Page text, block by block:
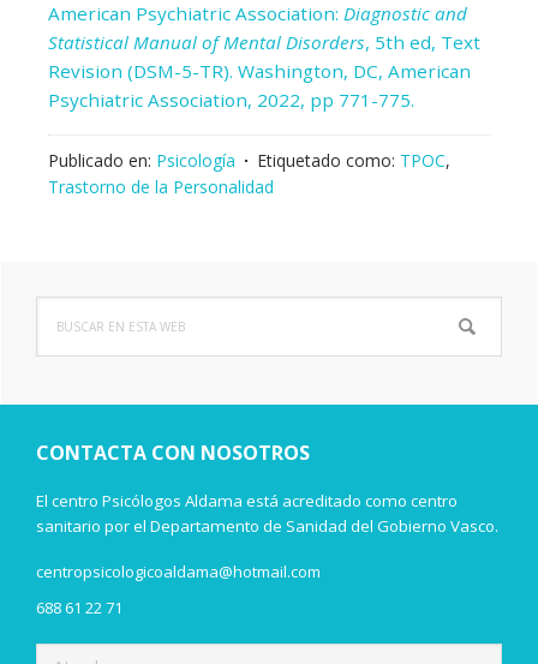
American Psychiatric Association: Diagnostic and
Statistical Manual of Mental Disorders, 5th ed, Text
Revision (DSM-5-TR). Washington, DC, American
Psychiatric Association, 2022, pp 771-775.
Publicado en: Psicología Etiquetado como: TPOC,
Trastorno de la Personalidad
Barra
lateral
principal
esta
CONTACTA CON NOSOTROS
El centro Psicólogos Aldama está acreditado como centro
sanitario por el Departamento de Sanidad del Gobierno Vasco.
centropsicologicoaldama@hotmail.com
688 61 22 71